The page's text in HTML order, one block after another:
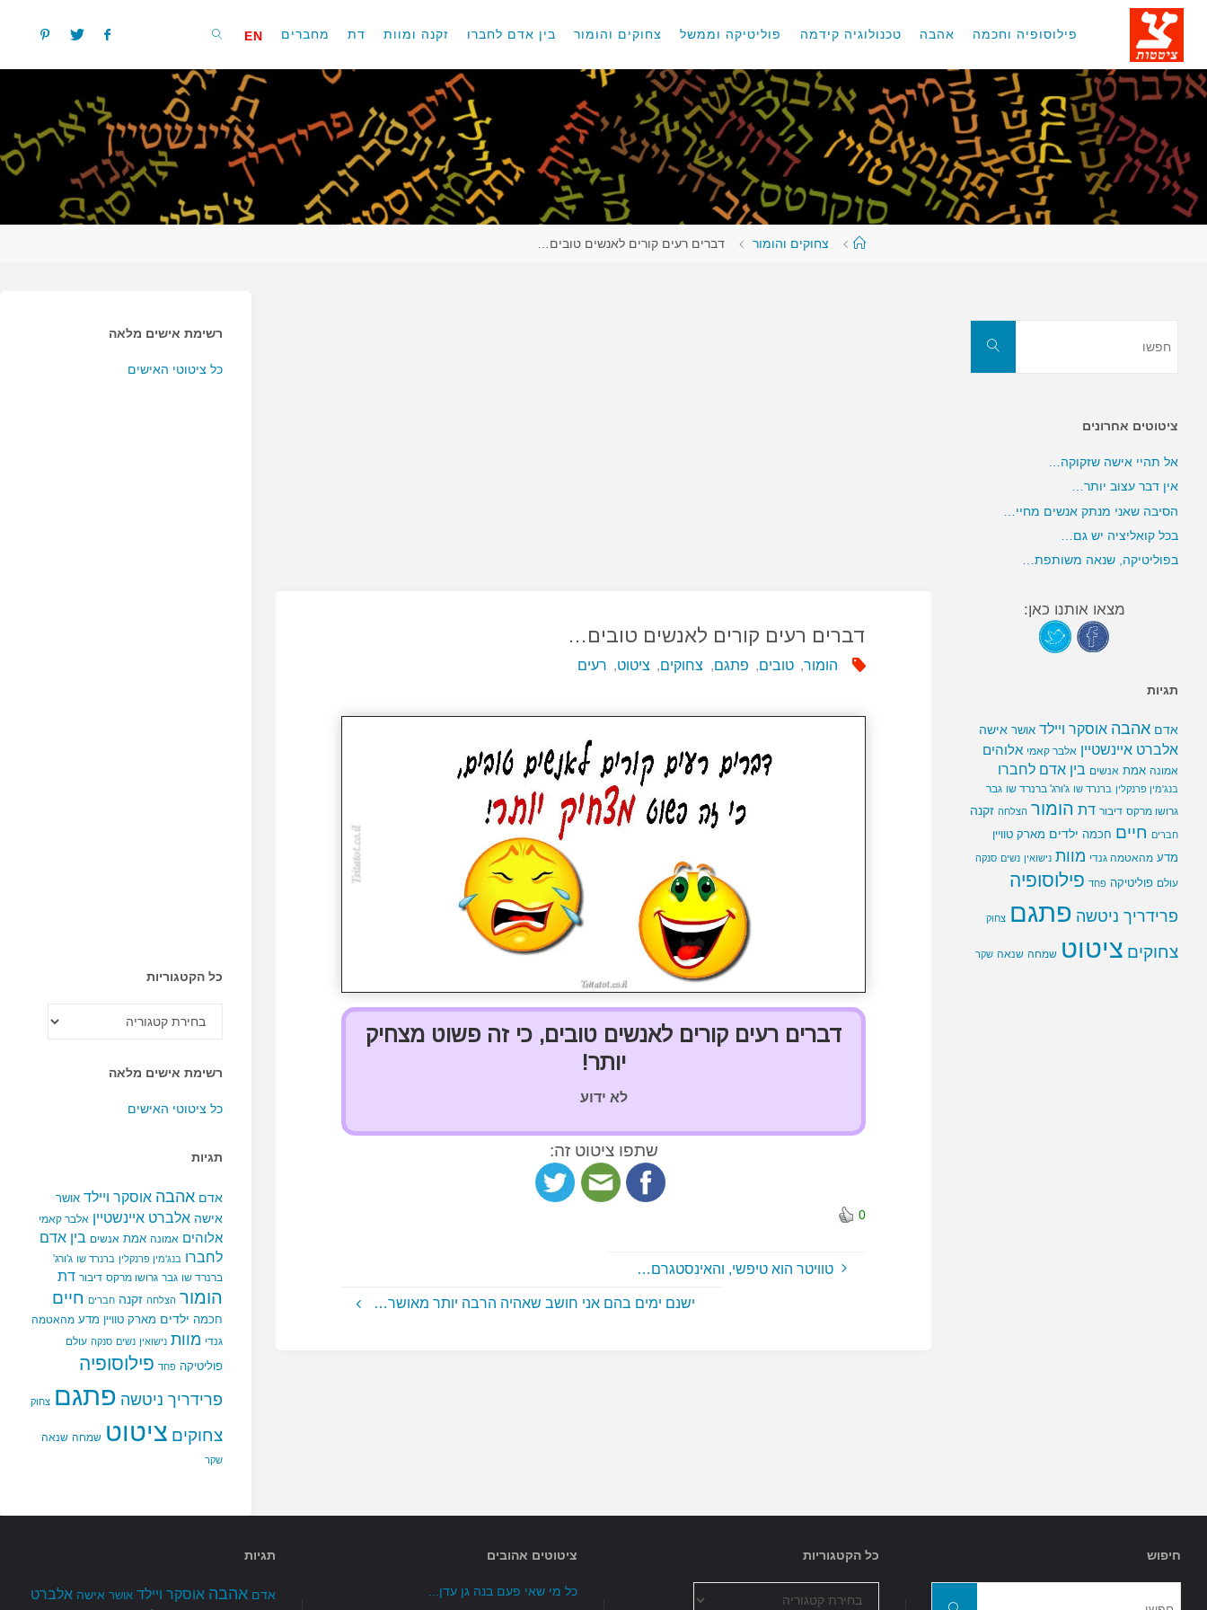
דלגו
פילוסופיה וחכמה אהבה טכנולוגיה קידמה פוליטיקה וממשל צחוקים והומור בין אדם לחברו זקנה ומוות דת מחברים EN
עמודצחוקים והומור דברים רעים קורים לאנשים טובים…
דברים רעים קורים לאנשים טובים…
הומור, טובים, פתגם, צחוקים, ציטוט, רעים
דברים רעים קורים לאנשים טובים, כי זה פשוט מצחיק
יותר!
לא ידוע
שתפו ציטוט זה:
0
טוויטר הוא טיפשי, והאינסטגרם…
ישנם ימים בהם אני חושב שאהיה הרבה יותר מאושר…
רשימת אישים מלאה
כל ציטוטי האישים
כל הקטגוריות
הקטגוריות
רשימת אישים מלאה
כל ציטוטי האישים
תגיות
אדם אהבה אוסקר ויילד אושר
אישה אלברט איינשטיין אלבר קאמי
אלוהים אמונה אמת אנשים בין אדם
לחברו בנג'מין פרנקלין ברנרד שו ג'ורג'
ברנרד שו גבר גרושו מרקס דיבור דת
הומור הצלחה זקנה חברים חיים
חכמה ילדים מארק טוויין מדע מהאטמה
גנדי מוות נישואין נשים סנקה עולם
פוליטיקה פחד פילוסופיה
פרידריך ניטשה פתגם צחוק
צחוקים ציטוט שמחה שנאה
שקר
חפשו
ציטוטים אחרונים
אל תהיי אישה שזקוקה…
אין דבר עצוב יותר…
הסיבה שאני מנתק אנשים מחיי…
בכל קואליציה יש גם…
בפוליטיקה, שנאה משותפת…
מצאו אותנו כאן:
תגיות
אדם אהבה אוסקר ויילד אושר אישה
אלברט איינשטיין אלבר קאמי אלוהים
אמונה אמת אנשים בין אדם לחברו
בנג'מין פרנקלין ברנרד שו ג'ורג' ברנרד שו גבר
גרושו מרקס דיבור דת הומור הצלחה זקנה
חברים חיים חכמה ילדים מארק טוויין
מדע מהאטמה גנדי מוות נישואין נשים סנקה
עולם פוליטיקה פחד פילוסופיה
פרידריך ניטשה פתגם צחוק
צחוקים ציטוט שמחה שנאה שקר
חיפוש כל הקטגוריות ציטוטים אהובים
כל מי שאי פעם בנה גן עדן...
תגיות
אדם אהבה אוסקר ויילד אושר אישה אלברט